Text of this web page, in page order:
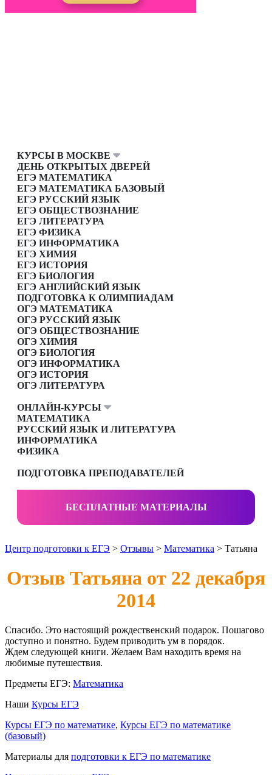
КУРСЫ В МОСКВЕ
ДЕНЬ ОТКРЫТЫХ ДВЕРЕЙ
ЕГЭ МАТЕМАТИКА
ЕГЭ МАТЕМАТИКА БАЗОВЫЙ
ЕГЭ РУССКИЙ ЯЗЫК
ЕГЭ ОБЩЕСТВОЗНАНИЕ
ЕГЭ ЛИТЕРАТУРА
ЕГЭ ФИЗИКА
ЕГЭ ИНФОРМАТИКА
ЕГЭ ХИМИЯ
ЕГЭ ИСТОРИЯ
ЕГЭ БИОЛОГИЯ
ЕГЭ АНГЛИЙСКИЙ ЯЗЫК
ПОДГОТОВКА К ОЛИМПИАДАМ
ОГЭ МАТЕМАТИКА
ОГЭ РУССКИЙ ЯЗЫК
ОГЭ ОБЩЕСТВОЗНАНИЕ
ОГЭ ХИМИЯ
ОГЭ БИОЛОГИЯ
ОГЭ ИНФОРМАТИКА
ОГЭ ИСТОРИЯ
ОГЭ ЛИТЕРАТУРА
ОНЛАЙН-КУРСЫ
МАТЕМАТИКА
РУССКИЙ ЯЗЫК И ЛИТЕРАТУРА
ИНФОРМАТИКА
ФИЗИКА
ПОДГОТОВКА ПРЕПОДАВАТЕЛЕЙ
БЕСПЛАТНЫЕ МАТЕРИАЛЫ
Центр подготовки к ЕГЭ > Отзывы > Математика > Татьяна
Отзыв Татьяна от 22 декабря
2014
Спасибо. Это настоящий рождественский подарок. Пошагово
доступно и понятно. Будем приводить ум в порядок.
Ждем следующей книги. Желаем Вам находить время на
любимые путешествия.
Предметы ЕГЭ: Математика
Наши Курсы ЕГЭ
Курсы ЕГЭ по математике, Курсы ЕГЭ по математике
(базовый)
Материалы для подготовки к ЕГЭ по математике